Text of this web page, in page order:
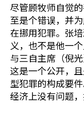
尽管顾牧师自觉
至是个错误，并
在挪用犯罪。张
义，也不是他一
与三自主席（倪
这是一个公开，
型犯罪的构成要
经济上没有问题